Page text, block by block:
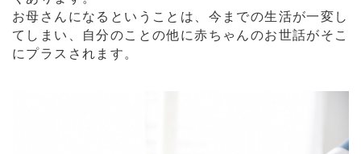
お母さんになるということは、今までの生活が一変し
てしまい、自分のことの他に赤ちゃんのお世話がそこ
にプラスされます。